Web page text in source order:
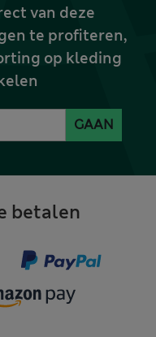
van deze
te profiteren,
op kleding
GAAN
betalen